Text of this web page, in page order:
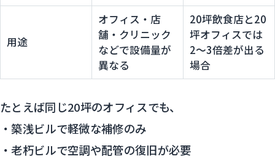
用途
オフィス・店
舗・クリニック
などで設備量が
異なる
20坪飲食店と20
坪オフィスでは
2〜3倍差が出る
場合
たとえば同じ20坪のオフィスでも、
・築浅ビルで軽微な補修のみ
・老朽ビルで空調や配管の復旧が必要